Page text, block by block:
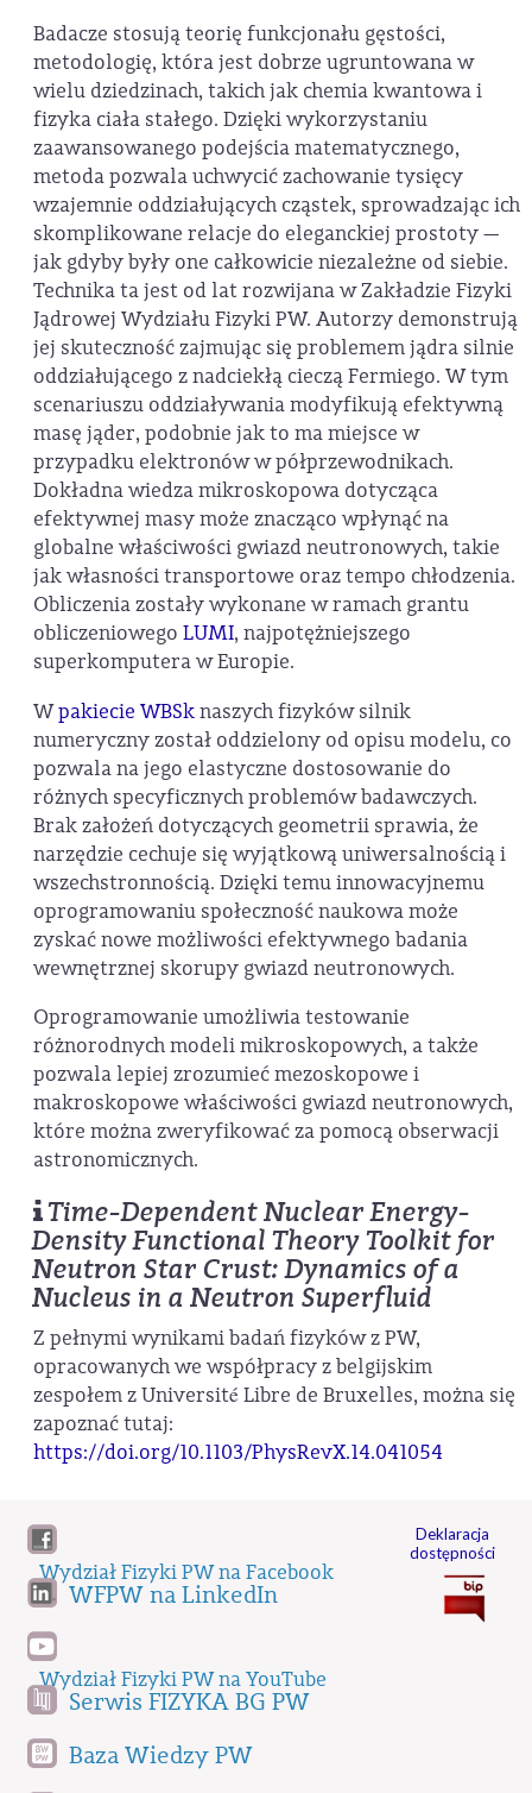
Badacze stosują teorię funkcjonału gęstości,
metodologię, która jest dobrze ugruntowana w
wielu dziedzinach, takich jak chemia kwantowa i
fizyka ciała stałego. Dzięki wykorzystaniu
zaawansowanego podejścia matematycznego,
metoda pozwala uchwycić zachowanie tysięcy
wzajemnie oddziałujących cząstek, sprowadzając ich
skomplikowane relacje do eleganckiej prostoty —
jak gdyby były one całkowicie niezależne od siebie.
Technika ta jest od lat rozwijana w Zakładzie Fizyki
Jądrowej Wydziału Fizyki PW. Autorzy demonstrują
jej skuteczność zajmując się problemem jądra silnie
oddziałującego z nadciekłą cieczą Fermiego. W tym
scenariuszu oddziaływania modyfikują efektywną
masę jąder, podobnie jak to ma miejsce w
przypadku elektronów w półprzewodnikach.
Dokładna wiedza mikroskopowa dotycząca
efektywnej masy może znacząco wpłynąć na
globalne właściwości gwiazd neutronowych, takie
jak własności transportowe oraz tempo chłodzenia.
Obliczenia zostały wykonane w ramach grantu
obliczeniowego LUMI, najpotężniejszego
superkomputera w Europie.
Wpakiecie WBSknaszych fizyków silnik
numeryczny został oddzielony od opisu modelu, co
pozwala na jego elastyczne dostosowanie do
różnych specyficznych problemów badawczych.
Brak założeń dotyczących geometrii sprawia, że
narzędzie cechuje się wyjątkową uniwersalnością i
wszechstronnością. Dzięki temu innowacyjnemu
oprogramowaniu społeczność naukowa może
zyskać nowe możliwości efektywnego badania
wewnętrznej skorupy gwiazd neutronowych.
Oprogramowanie umożliwia testowanie
różnorodnych modeli mikroskopowych, a także
pozwala lepiej zrozumieć mezoskopowe i
makroskopowe właściwości gwiazd neutronowych,
które można zweryfikować za pomocą obserwacji
astronomicznych.
Time-Dependent Nuclear Energy-
Density Functional Theory Toolkit for
Neutron Star Crust: Dynamics of a
Nucleus in a Neutron Superfluid
Z pełnymi wynikami badań fizyków z PW,
opracowanych we współpracy z belgijskim
zespołem z Université Libre de Bruxelles, można się
zapoznać tutaj:
https://doi.org/10.1103/PhysRevX.14.041054
Wydział Fizyki PW na Facebook
WFPW na LinkedIn
Wydział Fizyki PW na YouTube
Serwis FIZYKA BG PW
Baza Wiedzy PW
Deklaracja
dostępności